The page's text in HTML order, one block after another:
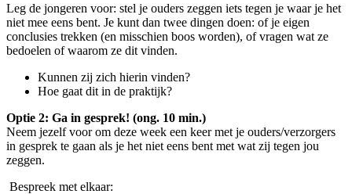
Leg de jongeren voor: stel je ouders zeggen iets tegen je waar je het
niet mee eens bent. Je kunt dan twee dingen doen: of je eigen
conclusies trekken (en misschien boos worden), of vragen wat ze
bedoelen of waarom ze dit vinden.
Kunnen zij zich hierin vinden?
Hoe gaat dit in de praktijk?
Optie 2: Ga in gesprek! (ong. 10 min.)
Neem jezelf voor om deze week een keer met je ouders/verzorgers
in gesprek te gaan als je het niet eens bent met wat zij tegen jou
zeggen.
Bespreek met elkaar: